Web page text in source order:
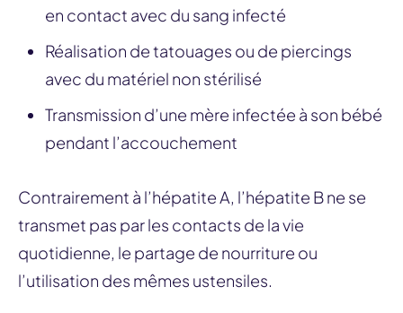
en contact avec du sang infecté
Réalisation de tatouages ou de piercings
avec du matériel non stérilisé
Transmission d’une mère infectée à son bébé
pendant l’accouchement
Contrairement à l’hépatite A, l’hépatite B ne se
transmet pas par les contacts de la vie
quotidienne, le partage de nourriture ou
l’utilisation des mêmes ustensiles.